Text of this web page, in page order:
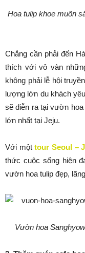
Hoa tulip khoe muôn
Chẳng cần phải đến
thích với vô vàn
không phải lễ hội
lượng lớn du khách
sẽ diễn ra tại vườn
lớn nhất tại Jeju.
Với một tour Seoul –
thức cuộc sống hiện
vườn hoa tulip đẹp,
Vườn hoa